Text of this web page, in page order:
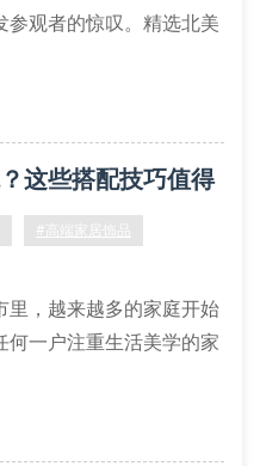
观者的惊叹。精选北美
，又增添了艺术气息。
这些搭配技巧值得
#高端家居饰品
里，越来越多的家庭开始
一户注重生活美学的家
定义山城人民的居住空